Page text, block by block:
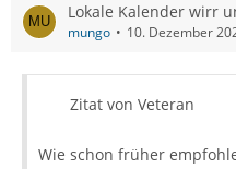
Lokale Kalender wirr
mungo 10. Dezember
Zitat von Veteran
Wie schon früher